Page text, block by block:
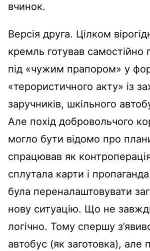
вчинок.
Версія друга. Цілком
кремль готував самостійно
під «чужим прапором» у
«терористичного акту» із
заручників, шкільного
Але похід добровольчого
могло бути відомо про
спрацював як
сплутала карти і
була переналаштовувати
нову ситуацію. Що не
логічно. Тому спершу
автобус (як заготовка), але